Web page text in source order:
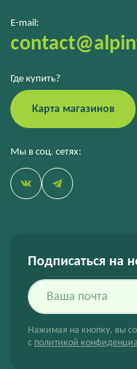
E-mail:
Мы в соц. сетях:
Где купить?
Карта магазинов
Подписаться на
Нажимая на кнопку, вы
с политикой